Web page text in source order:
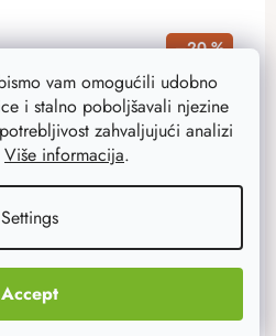
vam omogućili udobno
i stalno poboljšavali njezine
zahvaljujući analizi
Više informacija.
Settings
Accept
–20 %